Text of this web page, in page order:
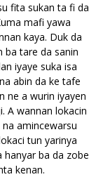
fita sukan ta fi da
mafi yawa
kaya. Duk da
tare da sanin
iyaye suka isa
abin da ke tafe
ne a wurin iyayen
A wannan lokacin
amincewarsu
tun yarinya
ba da zobe
kenan.